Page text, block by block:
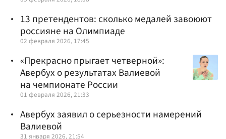
13 претендентов: сколько медалей завоюют
россияне на Олимпиаде
02 февраля 2026, 17:45
«Прекрасно прыгает четверной»:
Авербух о результатах Валиевой
на чемпионате России
01 февраля 2026, 21:33
Авербух заявил о серьезности намерений
Валиевой
31 января 2026, 21:54